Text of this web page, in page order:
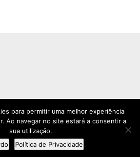
Biovetnatura. All rights reserved.
BLOG
POLÍTICA DE PRIVACIDADE
LOJA ONLINE
para permitir uma melhor experiência
Ao navegar no site estará a consentir a
sua utilização.
Política de Privacidade